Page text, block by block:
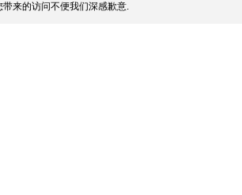
来的访问不便我们深感歉意.